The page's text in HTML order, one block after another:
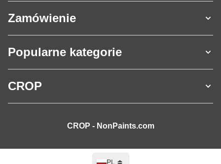
Zamówienie
Popularne kategorie
CROP
CROP - NonPaints.com
PL